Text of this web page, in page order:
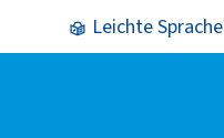
Leichte Sprache